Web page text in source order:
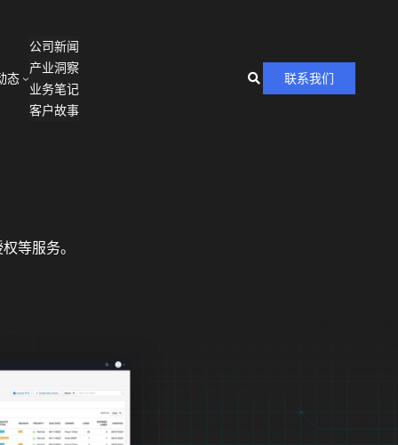
态
公司新闻
产业洞察
业务笔记
客户故事
联系我们
等服务。